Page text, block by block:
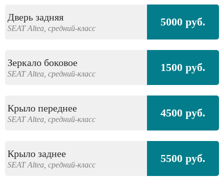
Дверь задняя
SEATAltea, средний-класс 5000 руб.
Зеркало боковое
SEATAltea, средний-класс 1500 руб.
Крыло переднее
SEATAltea, средний-класс 4500 руб.
Крыло заднее
SEATAltea, средний-класс 5500 руб.